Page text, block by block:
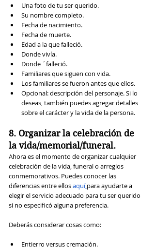
Una foto de tu ser querido.
Su nombre completo.
Fecha de nacimiento.
Fecha de muerte.
Edad a la que falleció.
Donde vivía.
Donde ´falleció.
Familiares que siguen con vida.
Los familiares se fueron antes que ellos.
Opcional: descripción del personaje. Si lo
deseas, también puedes agregar detalles
sobre el carácter y la vida de la persona.
8. Organizar la celebración de
la vida/memorial/funeral.
Ahora es el momento de organizar cualquier
celebración de la vida, funeral o arreglos
conmemorativos. Puedes conocer las
diferencias entre ellos aquí para ayudarte a
elegir el servicio adecuado para tu ser querido
si no especificó alguna preferencia.
Deberás considerar cosas como:
Entierro versus cremación.